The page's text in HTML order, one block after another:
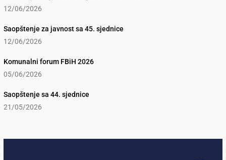
12/06/2026
Saopštenje za javnost sa 45. sjednice
12/06/2026
Komunalni forum FBiH 2026
05/06/2026
Saopštenje sa 44. sjednice
21/05/2026